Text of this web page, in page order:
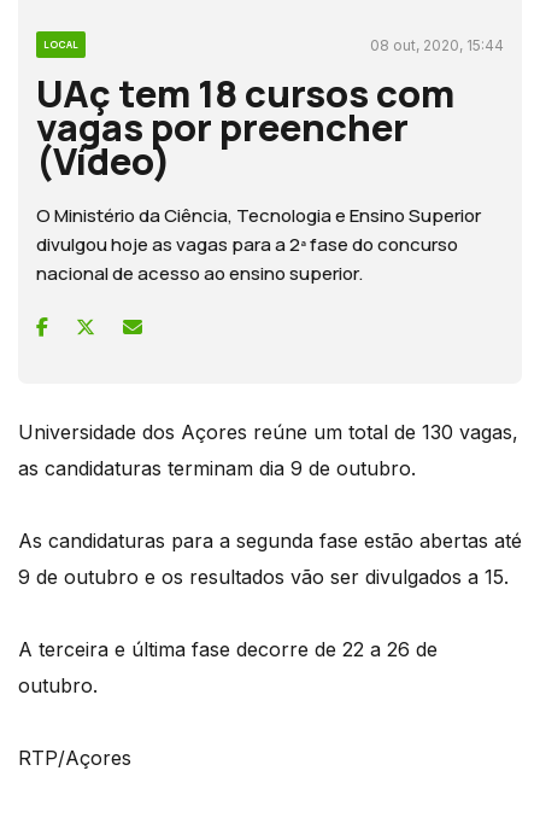
LOCAL 08 out, 2020, 15:44
UAç tem 18 cursos com
vagas por preencher
(Vídeo)
O Ministério da Ciência, Tecnologia e Ensino Superior
divulgou hoje as vagas para a 2ª fase do concurso
nacional de acesso ao ensino superior.
Universidade dos Açores reúne um total de 130 vagas,
as candidaturas terminam dia 9 de outubro.
As candidaturas para a segunda fase estão abertas até
9 de outubro e os resultados vão ser divulgados a 15.
A terceira e última fase decorre de 22 a 26 de
outubro.
RTP/Açores